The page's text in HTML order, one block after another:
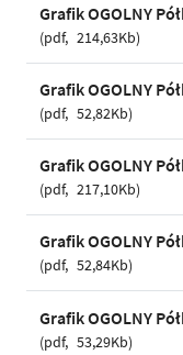
Grafik OGOLNY
pdf 214,63Kb
Grafik OGOLNY
pdf 52,82Kb
Grafik OGOLNY
pdf 217,10Kb
Grafik OGOLNY
pdf 52,84Kb
Grafik OGOLNY
pdf 53,29Kb